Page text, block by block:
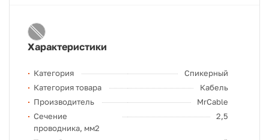
Характеристики
Категория
Спикерный
Категория товара
Кабель
Производитель
MrCable
Сечение
проводника, мм2
2,5